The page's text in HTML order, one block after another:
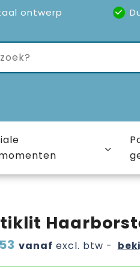
ontwerp
vanaf excl. btw -